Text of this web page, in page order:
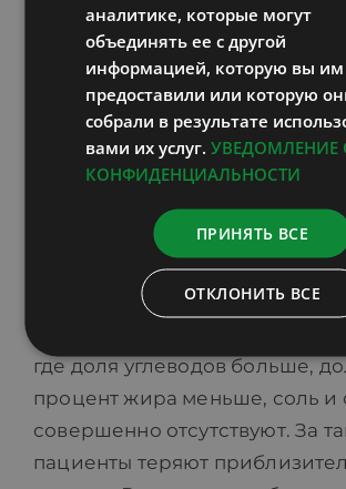
депрессивные состояния. К
человек, который постится,
неделю в среднем 5-7 кг веса.
программой рекомендую
диету, она очищает организм,
различные токсины; при
калораже 500-600
вариантом предлагаем
сбалансированный курс
Балтийского моря на 1000-1400
где доля углеводов больше,
процент жира меньше, соль и
совершенно отсутствуют. За
пациенты теряют
аналитике, которые могут
объединять ее с другой
информацией, которую вы им
предоставили или которую
собрали в результате
вами их услуг. УВЕДОМЛЕНИЕ
КОНФИДЕНЦИАЛЬНОСТИ
ПРИНЯТЬ ВСЕ
ОТКЛОНИТЬ ВСЕ